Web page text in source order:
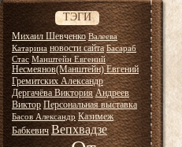
ТЭГИ
Михаил Шевченко Валеева
Катарина новости сайта Басараб
Стас Манштейн Евгений
Несмеянов(Манштейн) Евгений
Гремитских Александр
Дергачёва Виктория Андреев
Виктор Персональная выставка
Басов Александр Казимеж
Бабкевич Вепхвадзе